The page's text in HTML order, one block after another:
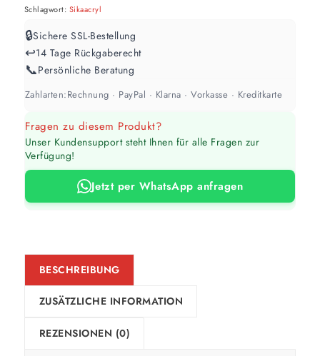
Schlagwort: Sikaacryl
🔒Sichere SSL-Bestellung
↩️14 Tage Rückgaberecht
📞Persönliche Beratung
Zahlarten:Rechnung · PayPal · Klarna · Vorkasse · Kreditkarte
Fragen zu diesem Produkt?
Unser Kundensupport steht Ihnen für alle Fragen zur
Verfügung!
Jetzt per WhatsApp anfragen
BESCHREIBUNG
ZUSÄTZLICHE INFORMATION
REZENSIONEN (0)